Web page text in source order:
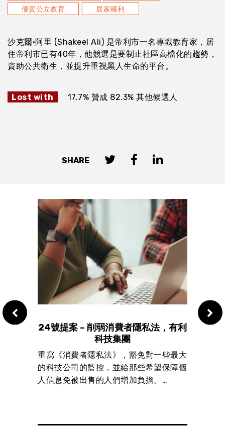
優質公立教育
居家權利
沙克爾·阿里 (Shakeel Ali) 是帝利市一名專職教育家，居
住帝利市已有40年，他競選是要制止社區高檔化的趨勢，
資助公共衛生，並提升重視黑人生命的平台。
Lost with 17.7% 贊成 82.3% 其他候選人
SHARE
風
24號提案 – 削弱消費者隱私法，有利
科技集團
重寫《消費者隱私法》，豁免對一些最大
的科技公司的監控，並給那些希望保障個
人信息免被出售的人們增加負擔。…
23